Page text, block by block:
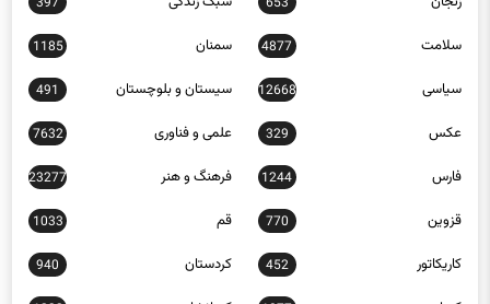
سلامت 4877 سمنان 1185
سیاسی 12668 سیستان و بلوچستان 491
عکس 329 علمی و فناوری 7632
فارس 1244 فرهنگ و هنر 23277
قزوین 770 قم 1033
کاریکاتور 452 کردستان 940
کرمان 1877 کرمانشاه 1232